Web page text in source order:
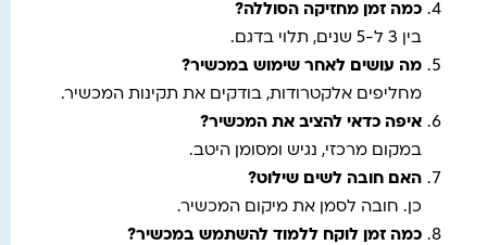
כמה זמן מחזיקה הסוללה?
בין 3 ל-5 שנים, תלוי בדגם.
מה עושים לאחר שימוש במכשיר?
מחליפים אלקטרודות, בודקים את תקינות המכשיר.
איפה כדאי להציב את המכשיר?
במקום מרכזי, נגיש ומסומן היטב.
האם חובה לשים שילוט?
כן. חובה לסמן את מיקום המכשיר.
כמה זמן לוקח ללמוד להשתמש במכשיר?